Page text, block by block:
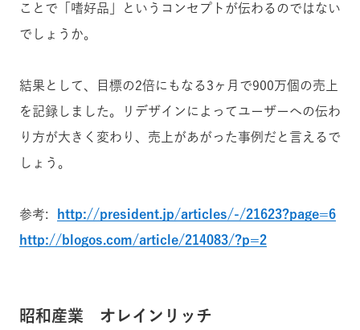
ことで「嗜好品」というコンセプトが伝わるのではない
でしょうか。
結果として、目標の2倍にもなる3ヶ月で900万個の売上
を記録しました。
リデザインによってユーザーへの伝わ
り方が大きく変わり、売上があがった事例だと言えるで
しょう。
参考:
http://president.jp/articles/-/21623?page=6
http://blogos.com/article/214083/?p=2
昭和産業 オレインリッチ